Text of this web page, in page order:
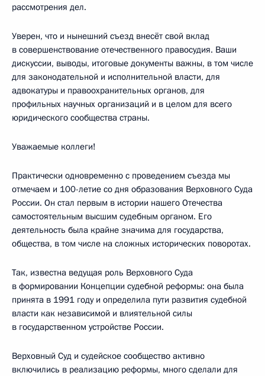
рассмотрения дел.
Уверен, что и нынешний съезд внесёт свой вклад
в совершенствование отечественного правосудия. Ваши
дискуссии, выводы, итоговые документы важны, в том числе
для законодательной и исполнительной власти, для
адвокатуры и правоохранительных органов, для
профильных научных организаций и в целом для всего
юридического сообщества страны.
Уважаемые коллеги!
Практически одновременно с проведением съезда мы
отмечаем и 100-летие со дня образования Верховного Суда
России. Он стал первым в истории нашего Отечества
самостоятельным высшим судебным органом. Его
деятельность была крайне значима для государства,
общества, в том числе на сложных исторических поворотах.
Так, известна ведущая роль Верховного Суда
в формировании Концепции судебной реформы: она была
принята в 1991 году и определила пути развития судебной
власти как независимой и влиятельной силы
в государственном устройстве России.
Верховный Суд и судейское сообщество активно
включились в реализацию реформы, много сделали для